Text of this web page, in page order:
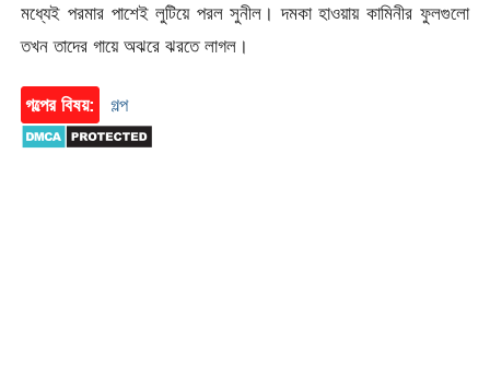
মধ্যেই পরমার পাশেই লুটিয়ে পরল সুনীল। দমকা হাওয়ায় কামিনীর ফুলগুলো
তখন তাদের গায়ে অঝরে ঝরতে লাগল।
গল্পের বিষয়: গল্প